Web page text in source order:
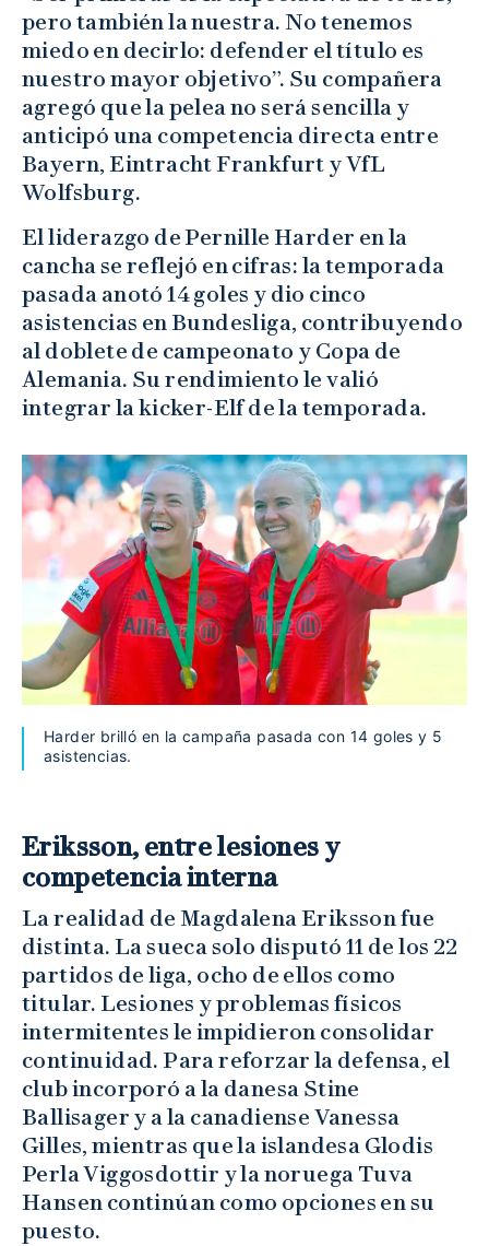
pero también la nuestra. No tenemos
miedo en decirlo: defender el título es
nuestro mayor objetivo”. Su compañera
agregó que la pelea no será sencilla y
anticipó una competencia directa entre
Bayern, Eintracht Frankfurt y VfL
Wolfsburg.
El liderazgo de Pernille Harder en la
cancha se reflejó en cifras: la temporada
pasada anotó 14 goles y dio cinco
asistencias en Bundesliga, contribuyendo
al doblete de campeonato y Copa de
Alemania. Su rendimiento le valió
integrar la kicker-Elf de la temporada.
Harder brilló en la campaña pasada con 14 goles y 5
asistencias.
Eriksson, entre lesiones y
competencia interna
La realidad de Magdalena Eriksson fue
distinta. La sueca solo disputó 11 de los 22
partidos de liga, ocho de ellos como
titular. Lesiones y problemas físicos
intermitentes le impidieron consolidar
continuidad. Para reforzar la defensa, el
club incorporó a la danesa Stine
Ballisager y a la canadiense Vanessa
Gilles, mientras que la islandesa Glodis
Perla Viggosdottir y la noruega Tuva
Hansen continúan como opciones en su
puesto.